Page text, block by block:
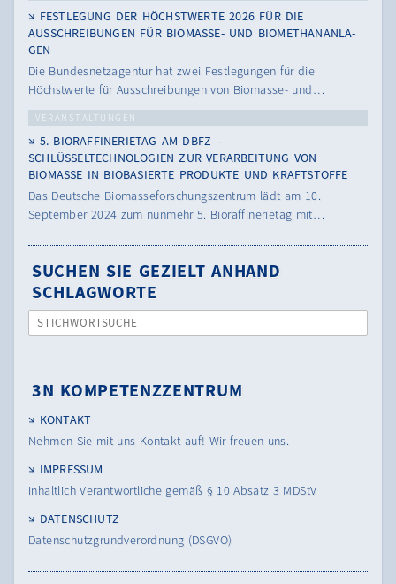
FEST­LE­GUNG DER HÖCHST­WER­TE 2026 FÜR DIE
AUSSCHREIBUNGEN FÜR BIO­MAS­SE- UND BIO­ME­THA­N­AN­LA­
GEN
Die Bundesnetzagentur hat zwei Festlegungen für die
Höchstwerte für Ausschreibungen von Biomasse- und…
VERANSTALTUNGEN
5. BIORAFFINERIETAG AM DBFZ –
SCHLÜSSELTECHNOLOGIEN ZUR VERARBEITUNG VON
BIOMASSE IN BIOBASIERTE PRODUKTE UND KRAFTSTOFFE
Das Deutsche Biomasseforschungszentrum lädt am 10.
September 2024 zum nunmehr 5. Bioraffinerietag mit…
SUCHEN SIE GEZIELT ANHAND
SCHLAGWORTE
STICHWORTSUCHE
3N KOMPETENZZENTRUM
KONTAKT
Nehmen Sie mit uns Kontakt auf! Wir freuen uns.
IMPRESSUM
Inhaltlich Verantwortliche gemäß § 10 Absatz 3 MDStV
DATENSCHUTZ
Datenschutzgrundverordnung (DSGVO)